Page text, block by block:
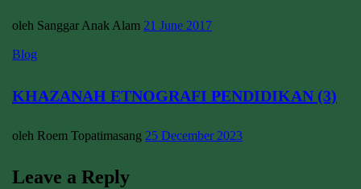
oleh Sanggar Anak Alam 21 June 2017
Blog
KHAZANAH ETNOGRAFI PENDIDIKAN (3)
oleh Roem Topatimasang 25 December 2023
Leave a Reply